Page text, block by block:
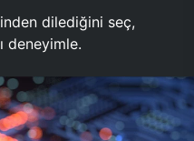
dilediğini seç,
deneyimle.